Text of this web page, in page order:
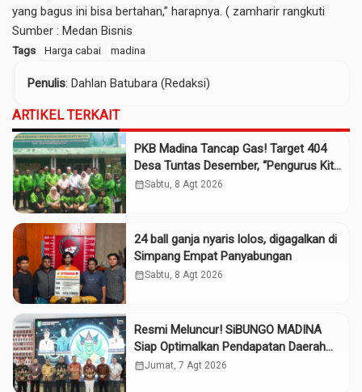
yang bagus ini bisa bertahan,” harapnya. ( zamharir rangkuti
Sumber : Medan Bisnis
Tags Harga cabai madina
Penulis: Dahlan Batubara (Redaksi)
ARTIKEL TERKAIT
PKB Madina Tancap Gas! Target 404
Desa Tuntas Desember, “Pengurus Kita
Adalah Tokoh”
calendar_monthSabtu, 8 Agt 2026
24 ball ganja nyaris lolos, digagalkan di
Simpang Empat Panyabungan
calendar_monthSabtu, 8 Agt 2026
Resmi Meluncur! SiBUNGO MADINA
Siap Optimalkan Pendapatan Daerah
Madina
calendar_monthJumat, 7 Agt 2026